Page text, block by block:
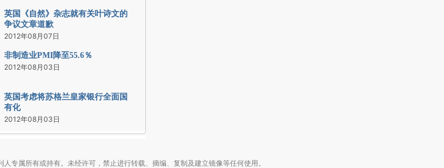
英国《自然》杂志就有关叶诗文的
争议文章道歉
2012年08月07日
非制造业PMI降至55.6％
2012年08月03日
英国考虑将苏格兰皇家银行全面国
有化
2012年08月03日
专属所有或持有。未经许可，禁止进行转载、摘编、复制及建立镜像等任何使用。